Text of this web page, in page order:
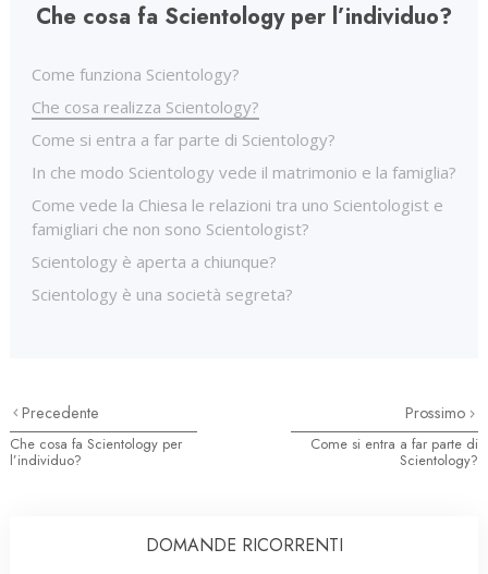
Che cosa fa Scientology per l’individuo?
Come funziona Scientology?
Che cosa realizza Scientology?
Come si entra a far parte di Scientology?
In che modo Scientology vede il matrimonio e la famiglia?
Come vede la Chiesa le relazioni tra uno Scientologist e
famigliari che non sono Scientologist?
Scientology è aperta a chiunque?
Scientology è una società segreta?
Precedente
Che cosa fa Scientology per
l’individuo?
Prossimo
Come si entra a far parte di
Scientology?
DOMANDE RICORRENTI